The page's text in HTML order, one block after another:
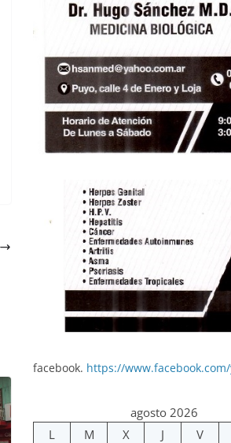
facebook. https://
agosto 2026
L
M X J V